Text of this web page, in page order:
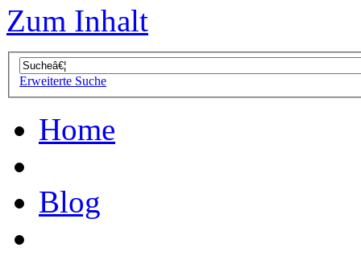
Zum Inhalt
Erweiterte Suche
Home
Blog